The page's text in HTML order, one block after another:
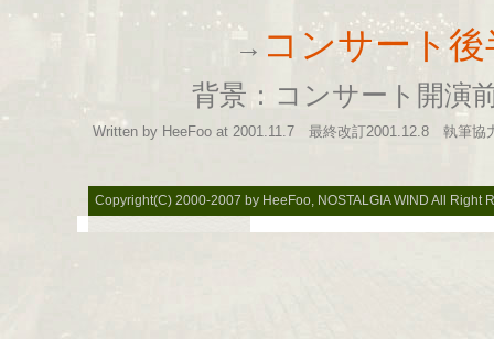
→ コンサート
背景：コンサート開演
Written by HeeFoo at 2001.11.7 最終改訂2001.12.8 執筆協
Copyright(C) 2000-2007 by HeeFoo, NOSTALGIA WIND All Right